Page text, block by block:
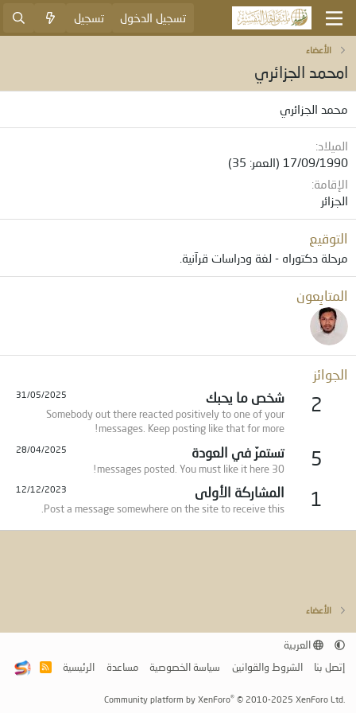
تسجيل الدخول تسجيل
الأعضاء
امحمد الجزائري
محمد الجزائري
الميلاد
17/09/1990 (العمر: 35)
الإقامة
الجزائر
التوقيع
مرحلة دكتوراه - لغة ودراسات قرآنية.
المتابِعون
الجوائز
2
31/05/2025 شخص ما يحبك
Somebody out there reacted positively to one of your
messages. Keep posting like that for more!
5
28/04/2025 تستمرّ في العودة
30 messages posted. You must like it here!
1
12/12/2023 المشاركة الأولى
Post a message somewhere on the site to receive this.
الأعضاء
العربية
إتصل بنا
الشروط والقوانين سياسة الخصوصية مساعدة الرئيسية
R
Community platform by XenForo® © 2010-2025 XenForo Ltd.